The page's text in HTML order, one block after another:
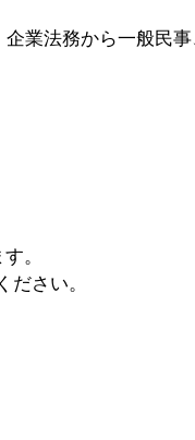
業法務から一般民
。
さい。